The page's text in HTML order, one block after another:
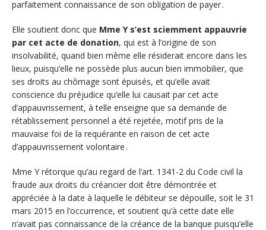
parfaitement connaissance de son obligation de payer .
Elle soutient donc que Mme Y s’est sciemment appauvrie
par cet acte de donation, qui est à l’origine de son
insolvabilité, quand bien même elle résiderait encore dans les
lieux, puisqu’elle ne possède plus aucun bien immobilier, que
ses droits au chômage sont épuisés, et qu’elle avait
conscience du préjudice qu’elle lui causait par cet acte
d’appauvrissement, à telle enseigne que sa demande de
rétablissement personnel a été rejetée, motif pris de la
mauvaise foi de la requérante en raison de cet acte
d’appauvrissement volontaire .
Mme Y rétorque qu’au regard de l’art. 1341-2 du Code civil la
fraude aux droits du créancier doit être démontrée et
appréciée à la date à laquelle le débiteur se dépouille, soit le 31
mars 2015 en l’occurrence, et soutient qu’à cette date elle
n’avait pas connaissance de la créance de la banque puisqu’elle